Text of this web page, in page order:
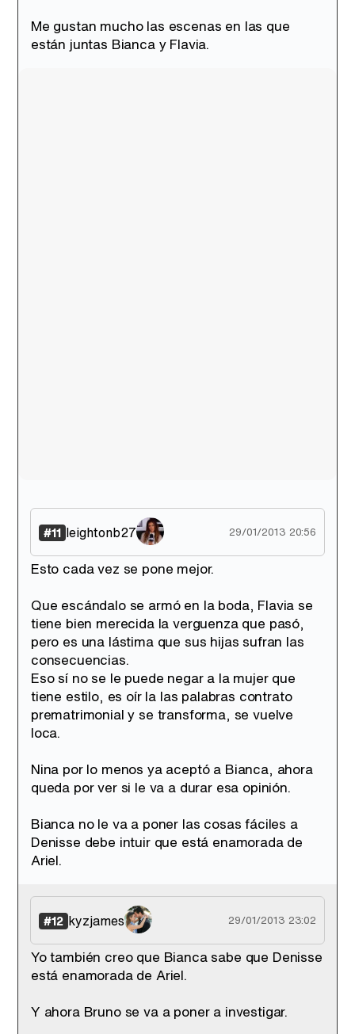
Me gustan mucho las escenas en las que
están juntas Bianca y Flavia.
#11 leightonb27 29/01/2013 20:56
Esto cada vez se pone mejor.
Que escándalo se armó en la boda, Flavia se
tiene bien merecida la verguenza que pasó,
pero es una lástima que sus hijas sufran las
consecuencias.
Eso sí no se le puede negar a la mujer que
tiene estilo, es oír la las palabras contrato
prematrimonial y se transforma, se vuelve
loca.
Nina por lo menos ya aceptó a Bianca, ahora
queda por ver si le va a durar esa opinión.
Bianca no le va a poner las cosas fáciles a
Denisse debe intuir que está enamorada de
Ariel.
#12 kyzjames 29/01/2013 23:02
Yo también creo que Bianca sabe que Denisse
está enamorada de Ariel.
Y ahora Bruno se va a poner a investigar.